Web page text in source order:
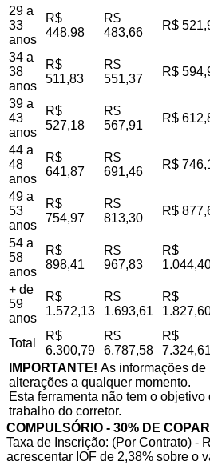
29 a
33
anos
R$
448,98
R$
483,66
R$
34 a
38
anos
R$
511,83
R$
551,37
R$
39 a
43
anos
R$
527,18
R$
567,91
R$
44 a
48
anos
R$
641,87
R$
691,46
R$
49 a
53
anos
R$
754,97
R$
813,30
R$
54 a
58
anos
R$
898,41
R$
967,83
R$
+ de
59
anos
R$
1.572,13
R$
1.693,61
R$
Total
R$
6.300,79
R$
6.787,58
R$
7.324,61
IMPORTANTE! As informações de
alterações a qualquer momento.
Esta ferramenta não tem o
trabalho do corretor.
COMPULSÓRIO - 30% DE
Taxa de Inscrição: (Por Contrato) -
acrescentar IOF de 2,38% sobre o